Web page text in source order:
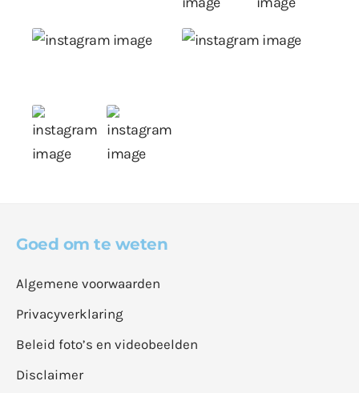
Goed om te weten
Algemene voorwaarden
Privacyverklaring
Beleid foto’s en videobeelden
Disclaimer